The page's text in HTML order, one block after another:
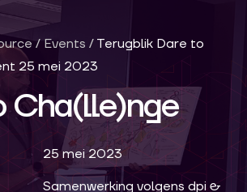
/ Events / Terugblik Dare to
25 mei 2023
Cha(lle)nge
25 mei 2023
Samenwerking volgens dpi &